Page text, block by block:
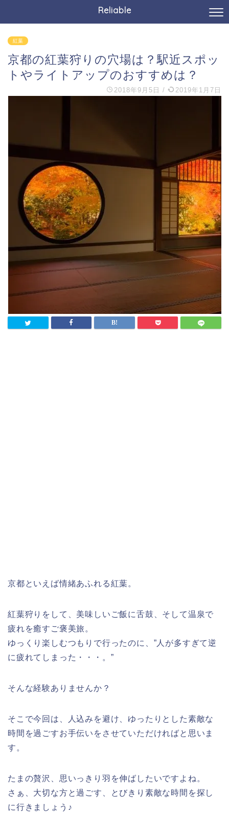
Reliable
紅葉
京都の紅葉狩りの穴場は？駅近スポッ
トやライトアップのおすすめは？
2018年9月5日 / 2019年1月7日
京都といえば情緒あふれる紅葉。
紅葉狩りをして、美味しいご飯に舌鼓、そして温泉で
疲れを癒すご褒美旅。
ゆっくり楽しむつもりで行ったのに、”人が多すぎて逆
に疲れてしまった・・・。”
そんな経験ありませんか？
そこで今回は、人込みを避け、ゆったりとした素敵な
時間を過ごすお手伝いをさせていただければと思いま
す。
たまの贅沢、思いっきり羽を伸ばしたいですよね。
さぁ、大切な方と過ごす、とびきり素敵な時間を探し
に行きましょう♪